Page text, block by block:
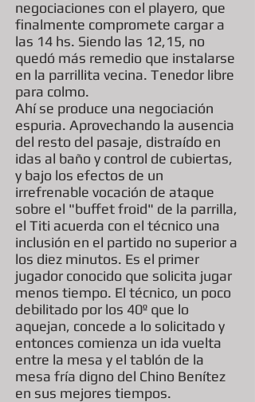
negociaciones con el playero, que
finalmente compromete cargar a
las 14 hs. Siendo las 12,15, no
quedó más remedio que instalarse
en la parrillita vecina. Tenedor libre
para colmo.
Ahí se produce una negociación
espuria. Aprovechando la ausencia
del resto del pasaje, distraído en
idas al baño y control de cubiertas,
y bajo los efectos de un
irrefrenable vocación de ataque
sobre el "buffet froid" de la parrilla,
el Titi acuerda con el técnico una
inclusión en el partido no superior a
los diez minutos. Es el primer
jugador conocido que solicita jugar
menos tiempo. El técnico, un poco
debilitado por los 40º que lo
aquejan, concede a lo solicitado y
entonces comienza un ida vuelta
entre la mesa y el tablón de la
mesa fría digno del Chino Benítez
en sus mejores tiempos.